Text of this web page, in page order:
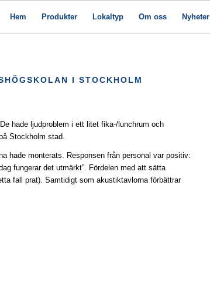
Hem Produkter Lokaltyp Om oss Nyheter
I STOCKHOLM
hade ljudproblem i ett litet fika-/lunchrum och
Stockholm stad.
hade monterats. Responsen från personal var positiv:
fungerar det utmärkt”. Fördelen med att sätta
fall prat). Samtidigt som akustiktavlorna förbättrar